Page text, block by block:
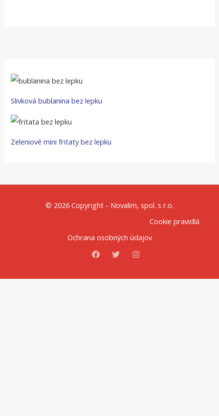
Slivková bublanina bez lepku
Zeleniové mini fritaty bez lepku
© 2026 Copyright - Novalim, spol. s r.o.
Cookie pravidlá
Ochrana osobných údajov